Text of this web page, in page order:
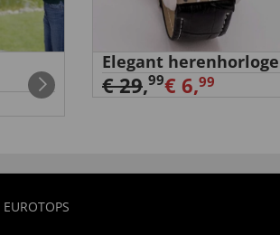
Elegant herenhorloge
€ 29,99€ 6,99
EUROTOPS